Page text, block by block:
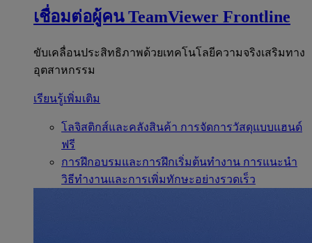
เชื่อมต่อผู้คน TeamViewer Frontline
ขับเคลื่อนประสิทธิภาพด้วยเทคโนโลยีความจริงเสริมทาง
อุตสาหกรรม
เรียนรู้เพิ่มเติม
โลจิสติกส์และคลังสินค้า การจัดการวัสดุแบบแฮนด์
ฟรี
การฝึกอบรมและการฝึกเริ่มต้นทำงาน การแนะนำ
วิธีทำงานและการเพิ่มทักษะอย่างรวดเร็ว